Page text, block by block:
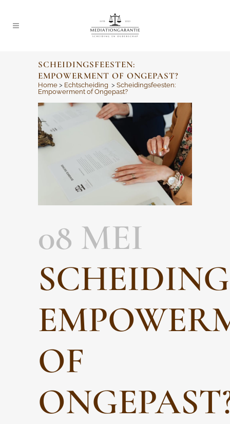
SCHEIDINGSFEESTEN:
EMPOWERMENT OF ONGEPAST?
Home > Echtscheiding > Scheidingsfeesten:
Empowerment of Ongepast?
08 MEI
OF